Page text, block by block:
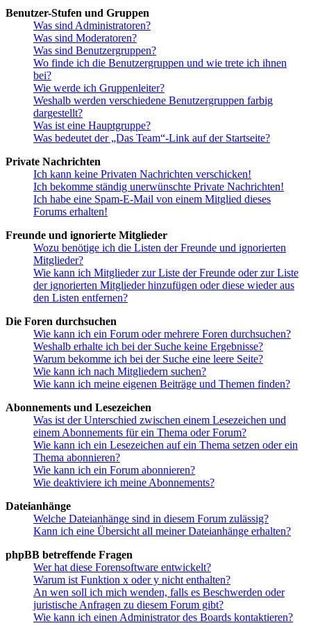
Benutzer-Stufen und Gruppen
Was sind Administratoren?
Was sind Moderatoren?
Was sind Benutzergruppen?
Wo finde ich die Benutzergruppen und wie trete ich ihnen
bei?
Wie werde ich Gruppenleiter?
Weshalb werden verschiedene Benutzergruppen farbig
dargestellt?
Was ist eine Hauptgruppe?
Was bedeutet der „Das Team“-Link auf der Startseite?
Private Nachrichten
Ich kann keine Privaten Nachrichten verschicken!
Ich bekomme ständig unerwünschte Private Nachrichten!
Ich habe eine Spam-E-Mail von einem Mitglied dieses
Forums erhalten!
Freunde und ignorierte Mitglieder
Wozu benötige ich die Listen der Freunde und ignorierten
Mitglieder?
Wie kann ich Mitglieder zur Liste der Freunde oder zur Liste
der ignorierten Mitglieder hinzufügen oder diese wieder aus
den Listen entfernen?
Die Foren durchsuchen
Wie kann ich ein Forum oder mehrere Foren durchsuchen?
Weshalb erhalte ich bei der Suche keine Ergebnisse?
Warum bekomme ich bei der Suche eine leere Seite?
Wie kann ich nach Mitgliedern suchen?
Wie kann ich meine eigenen Beiträge und Themen finden?
Abonnements und Lesezeichen
Was ist der Unterschied zwischen einem Lesezeichen und
einem Abonnements für ein Thema oder Forum?
Wie kann ich ein Lesezeichen auf ein Thema setzen oder ein
Thema abonnieren?
Wie kann ich ein Forum abonnieren?
Wie deaktiviere ich meine Abonnements?
Dateianhänge
Welche Dateianhänge sind in diesem Forum zulässig?
Kann ich eine Übersicht all meiner Dateianhänge erhalten?
phpBB betreffende Fragen
Wer hat diese Forensoftware entwickelt?
Warum ist Funktion x oder y nicht enthalten?
An wen soll ich mich wenden, falls es Beschwerden oder
juristische Anfragen zu diesem Forum gibt?
Wie kann ich einen Administrator des Boards kontaktieren?